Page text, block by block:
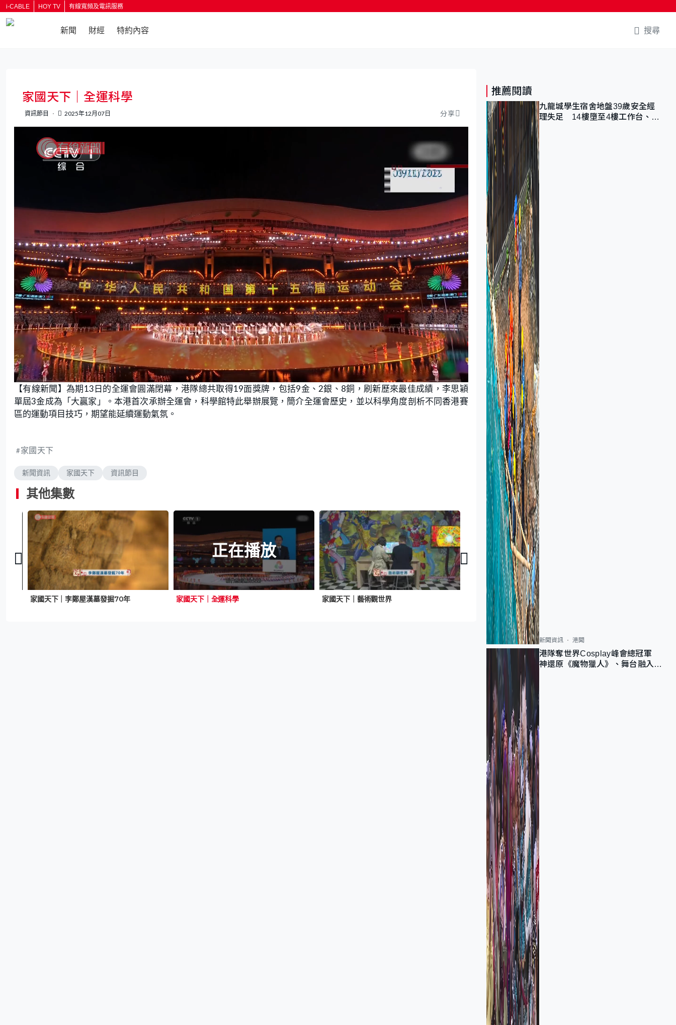
i-CABLE HOY TV 有線寬頻及電訊服務
新聞 財經 特約內容 搜尋
家國天下｜全運科學
資訊節目 2025年12月07日 分享
U
n
m
u
e
L
o
1
.
【有線新聞】為期13日的全運會圓滿閉幕，港隊總共取得19面獎牌，包括9金、2銀、8銅，刷新歷來最佳成績，李思穎
單屆3金成為「大贏家」。本港首次承辦全運會，科學館特此舉辦展覽，簡介全運會歷史，並以科學角度剖析不同香港賽
區的運動項目技巧，期望能延續運動氣氛。
家國天下
新聞資訊 家國天下 資訊節目
其他集數
家國天下｜李鄭屋漢墓發掘70年
正在播放
家國天下｜全運科學 家國天下｜藝術觀世界 家國天下｜筆墨當隨時代
推薦閱讀
九龍城學生宿舍地盤39歲安全經
理失足 14樓墮至4樓工作台、送
新聞資訊 港聞
港隊奪世界Cosplay峰會總冠軍
神還原《魔物獵人》、舞台融入獅